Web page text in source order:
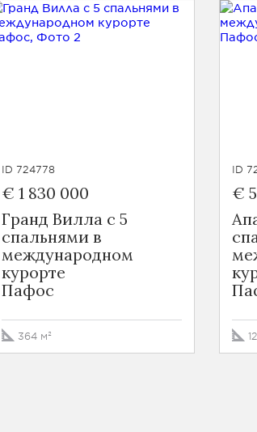
ID 724778
€ 1 830 000
Гранд Вилла с 5
спальнями в
международном
курорте
Пафос
364 м²
ID
€